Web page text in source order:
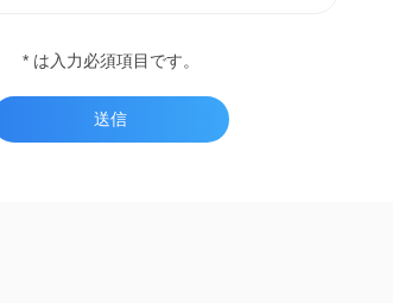
* は入力必須項目です。
送信